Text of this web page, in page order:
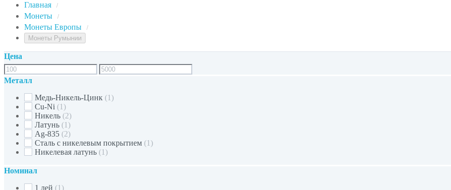
Главная /
Монеты /
Монеты Европы /
Монеты Румынии
Цена
Металл
Медь-Никель-Цинк (1)
Cu-Ni (1)
Никель (2)
Латунь (1)
Ag-835 (2)
Сталь с никелевым покрытием (1)
Никелевая латунь (1)
Номинал
1 лей (1)